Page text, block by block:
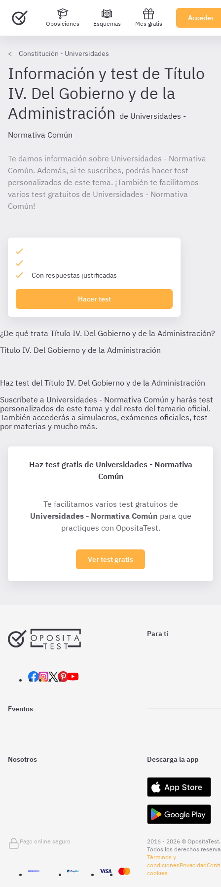
Oposiciones Esquemas Mes gratis
Acceder
Constitución - Universidades
Información y test de Título
IV. Del Gobierno y de la
Administración de Universidades -
Normativa Común
Te damos información sobre Universidades - Normativa
Común. Además, si te suscribes, podrás hacer test
personalizados de este tema. ¡También te facilitamos
varios test gratuitos de Universidades - Normativa
Común!
Con respuestas justificadas
Hacer test
Haz test gratis de Universidades - Normativa
Común
Te facilitamos varios test gratuitos de
Universidades - Normativa Común para que
practiques con OpositaTest.
Ver test gratis
Para ti
Eventos
Nosotros Descarga la app
Pago online seguro
2016 - 2026 © OpositaTest.
Todos los derechos
Términos y
condicionesPrivacidad
cookies